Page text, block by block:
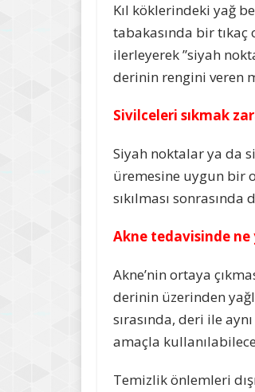
Kıl köklerindeki yağ
tabakasında bir
ilerleyerek ”siyah
derinin rengini veren
Sivilceleri sıkmak
Siyah noktalar ya da
üremesine uygun bir
sıkılması sonrasında
Akne tedavisinde ne
Akne’nin ortaya
derinin üzerinden
sırasında, deri ile
amaçla
Temizlik önlemleri